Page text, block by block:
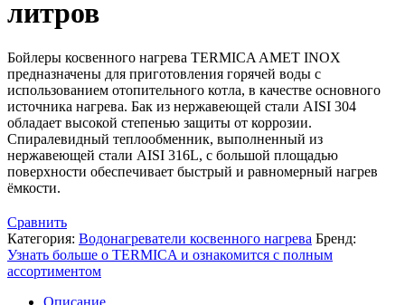
литров
Бойлеры косвенного нагрева TERMICA AMET INOX
предназначены для приготовления горячей воды с
использованием отопительного котла, в качестве основного
источника нагрева. Бак из нержавеющей стали AISI 304
обладает высокой степенью защиты от коррозии.
Спиралевидный теплообменник, выполненный из
нержавеющей стали AISI 316L, с большой площадью
поверхности обеспечивает быстрый и равномерный нагрев
ёмкости.
Сравнить
Категория: Водонагреватели косвенного нагрева Бренд:
Узнать больше о TERMICA и ознакомится с полным
ассортиментом
Описание